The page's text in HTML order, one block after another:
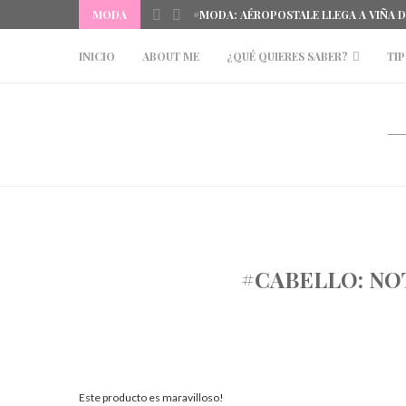
MODA #MODA: AÉROPOSTALE LLEGA A VIÑA
INICIO ABOUT ME ¿QUÉ QUIERES SABER?
#CABELLO:
Este producto es maravilloso!